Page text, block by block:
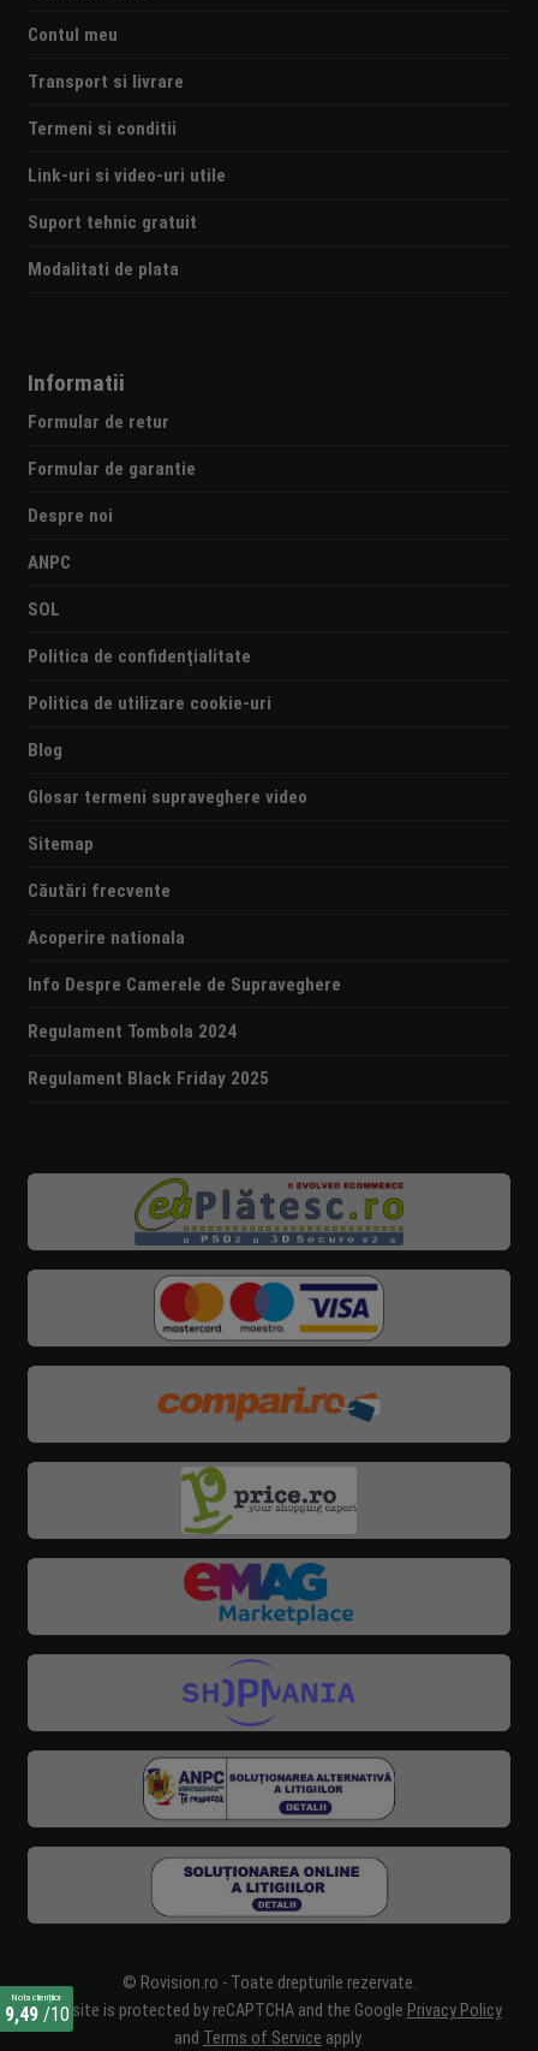
Contul meu
Transport si livrare
Termeni si conditii
Link-uri si video-uri utile
Suport tehnic gratuit
Modalitati de plata
Informatii
Formular de retur
Formular de garantie
Despre noi
ANPC
SOL
Politica de confidențialitate
Politica de utilizare cookie-uri
Blog
Glosar termeni supraveghere video
Sitemap
Căutări frecvente
Acoperire nationala
Info Despre Camerele de Supraveghere
Regulament Tombola 2024
Regulament Black Friday 2025
© Rovision.ro - Toate drepturile rezervate.
This site is protected by reCAPTCHA and the Google Privacy Policy
and Terms of Service apply.
Nota clienților
9,49/10